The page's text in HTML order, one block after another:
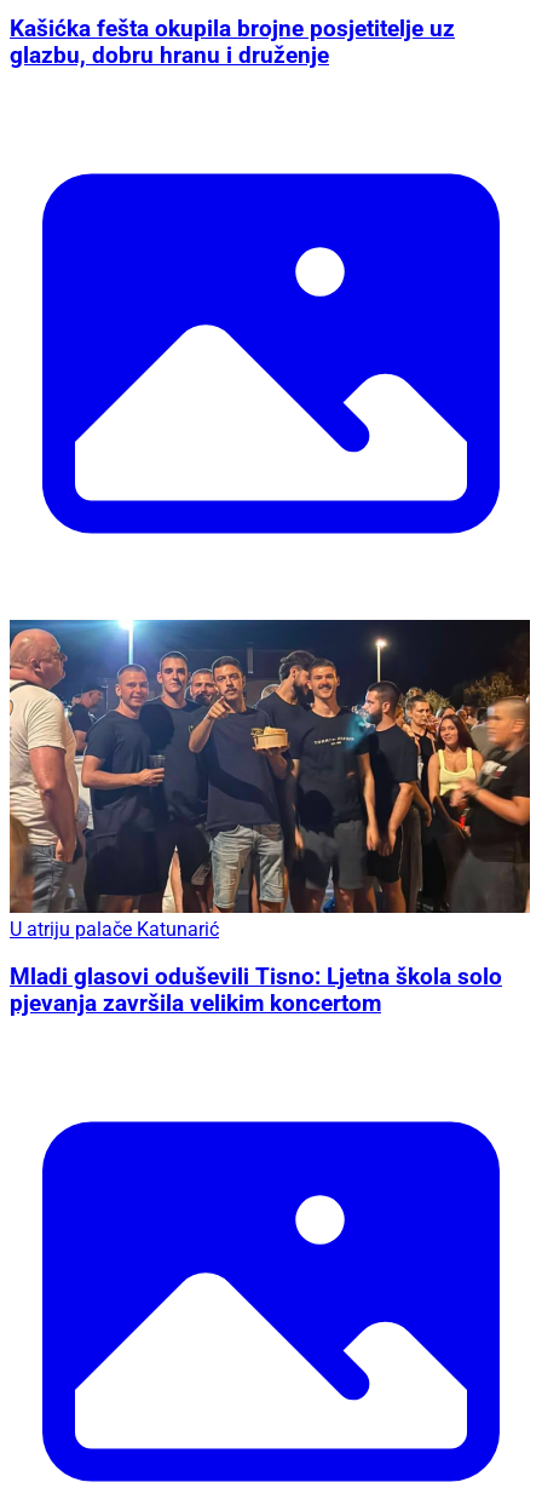
Kašićka fešta okupila brojne posjetitelje uz
glazbu, dobru hranu i druženje
U atriju palače Katunarić
Mladi glasovi oduševili Tisno: Ljetna škola solo
pjevanja završila velikim koncertom